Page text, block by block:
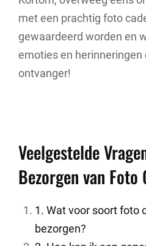
met een prachtig foto
gewaardeerd worden en
emoties en herinneringen
ontvanger!
Veelgestelde
Bezorgen van Foto
1. Wat voor soort foto
bezorgen?